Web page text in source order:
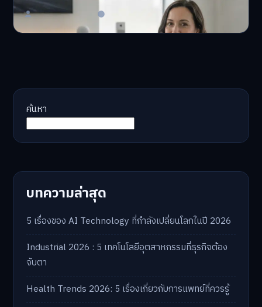
Master Bussiness 23 มิถุนายน 2026
ค้นหา
บทความล่าสุด
5 เรื่องของ AI Technology ที่กำลังเปลี่ยนโลกในปี 2026
Industrial 2026 : 5 เทคโนโลยีอุตสาหกรรมที่ธุรกิจต้อง
จับตา
Health Trends 2026: 5 เรื่องเกี่ยวกับการแพทย์ที่ควรรู้